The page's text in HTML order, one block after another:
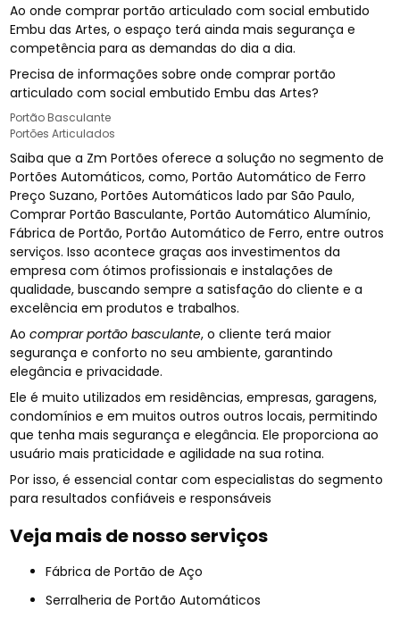
Ao onde comprar portão articulado com social embutido
Embu das Artes, o espaço terá ainda mais segurança e
competência para as demandas do dia a dia.
Precisa de informações sobre onde comprar portão
articulado com social embutido Embu das Artes?
Portão Basculante
Portões Articulados
Saiba que a Zm Portões oferece a solução no segmento de
Portões Automáticos, como, Portão Automático de Ferro
Preço Suzano, Portões Automáticos lado par São Paulo,
Comprar Portão Basculante, Portão Automático Alumínio,
Fábrica de Portão, Portão Automático de Ferro, entre outros
serviços. Isso acontece graças aos investimentos da
empresa com ótimos profissionais e instalações de
qualidade, buscando sempre a satisfação do cliente e a
excelência em produtos e trabalhos.
Aocomprar portão basculante, o cliente terá maior
segurança e conforto no seu ambiente, garantindo
elegância e privacidade.
Ele é muito utilizados em residências, empresas, garagens,
condomínios e em muitos outros outros locais, permitindo
que tenha mais segurança e elegância. Ele proporciona ao
usuário mais praticidade e agilidade na sua rotina.
Por isso, é essencial contar com especialistas do segmento
para resultados confiáveis e responsáveis
Veja mais de nosso serviços
Fábrica de Portão de Aço
Serralheria de Portão Automáticos